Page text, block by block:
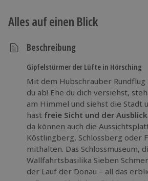
Alles auf einen Blick
Beschreibung
Gipfelstürmer der Lüfte in Hörsching
Mit dem Hubschrauber
du ab! Ehe du dich versiehst,
am Himmel und siehst die Stadt
hast freie Sicht und der
da können auch die
Köstlingberg, Schlossberg oder
mithalten. Das Schlossmuseum,
Wallfahrtsbasilika Sieben
der Lauf der Donau – all das